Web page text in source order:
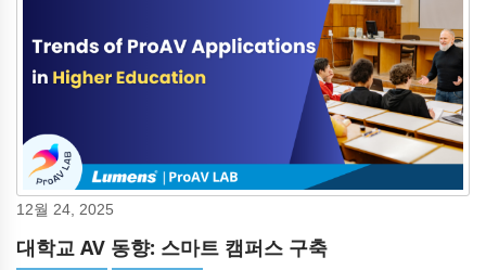
12월 24, 2025
대학교 AV 동향: 스마트 캠퍼스 구축